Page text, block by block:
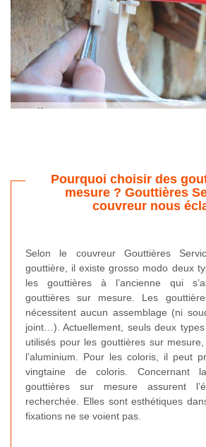
Pourquoi choisir des
mesure ? Gouttières
couvreur nous
Selon le couvreur Gouttières
gouttière, il existe grosso modo deux
les gouttières à l’ancienne qui
gouttières sur mesure. Les
nécessitent aucun assemblage (ni
joint…). Actuellement, seuls deux
utilisés pour les gouttières sur
l’aluminium. Pour les coloris, il peut
vingtaine de coloris. Concernant
gouttières sur mesure assurent
recherchée. Elles sont esthétiques
fixations ne se voient pas.